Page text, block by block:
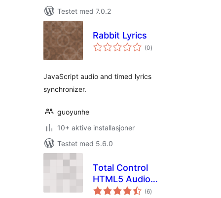
Testet med 7.0.2
Rabbit Lyrics
(0totale
vurderinger
)
JavaScript audio and timed lyrics
synchronizer.
guoyunhe
10+ aktive installasjoner
Testet med 5.6.0
Total Control
HTML5 Audio
Player Basic (6totale
vurderinger
)